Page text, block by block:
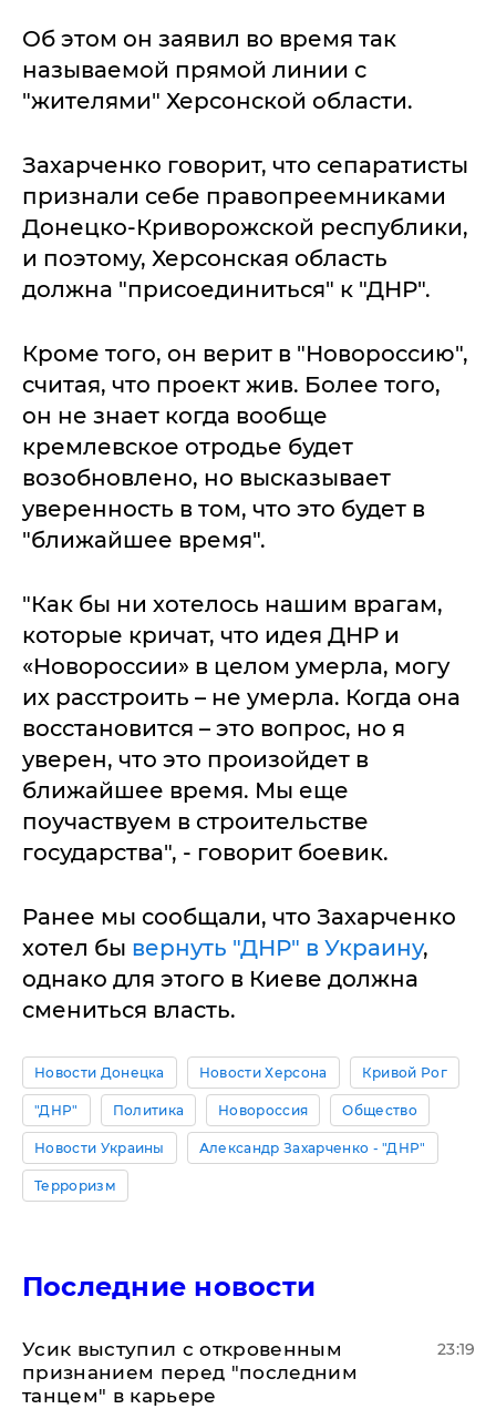
Об этом он заявил во время так
называемой прямой линии с
"жителями" Херсонской области.
Захарченко говорит, что сепаратисты
признали себе правопреемниками
Донецко-Криворожской республики,
и поэтому, Херсонская область
должна "присоединиться" к "ДНР".
Кроме того, он верит в "Новороссию",
считая, что проект жив. Более того,
он не знает когда вообще
кремлевское отродье будет
возобновлено, но высказывает
уверенность в том, что это будет в
"ближайшее время".
"Как бы ни хотелось нашим врагам,
которые кричат, что идея ДНР и
«Новороссии» в целом умерла, могу
их расстроить – не умерла. Когда она
восстановится – это вопрос, но я
уверен, что это произойдет в
ближайшее время. Мы еще
поучаствуем в строительстве
государства", - говорит боевик.
Ранее мы сообщали, что Захарченко
хотел бы вернуть "ДНР" в Украину,
однако для этого в Киеве должна
смениться власть.
Новости Донецка Новости Херсона Кривой Рог
"ДНР" Политика Новороссия Общество
Новости Украины Александр Захарченко - "ДНР"
Терроризм
Последние новости
Усик выступил с откровенным
признанием перед "последним
танцем" в карьере
23:19